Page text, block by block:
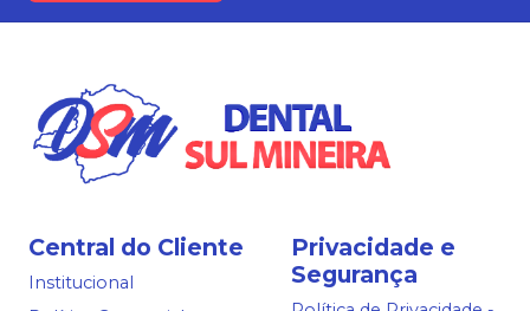
Central do Cliente
Institucional
Privacidade e
Segurança